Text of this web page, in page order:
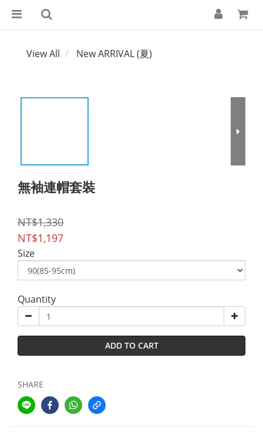
View All New ARRIVAL (夏)
無袖連帽套裝
NT$1,330
NT$1,197
Size
Quantity
ADD TO CART
SHARE